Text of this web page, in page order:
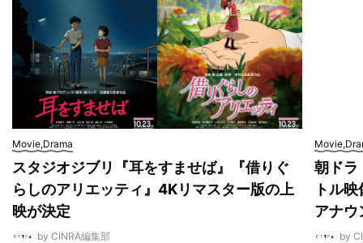
Movie,Drama
スタジオジブリ『耳をすませば』『借りぐ
らしのアリエッティ』4Kリマスター版の上
映が決定
by CINRA編集部
朝ドラ
トル
アナウ
by